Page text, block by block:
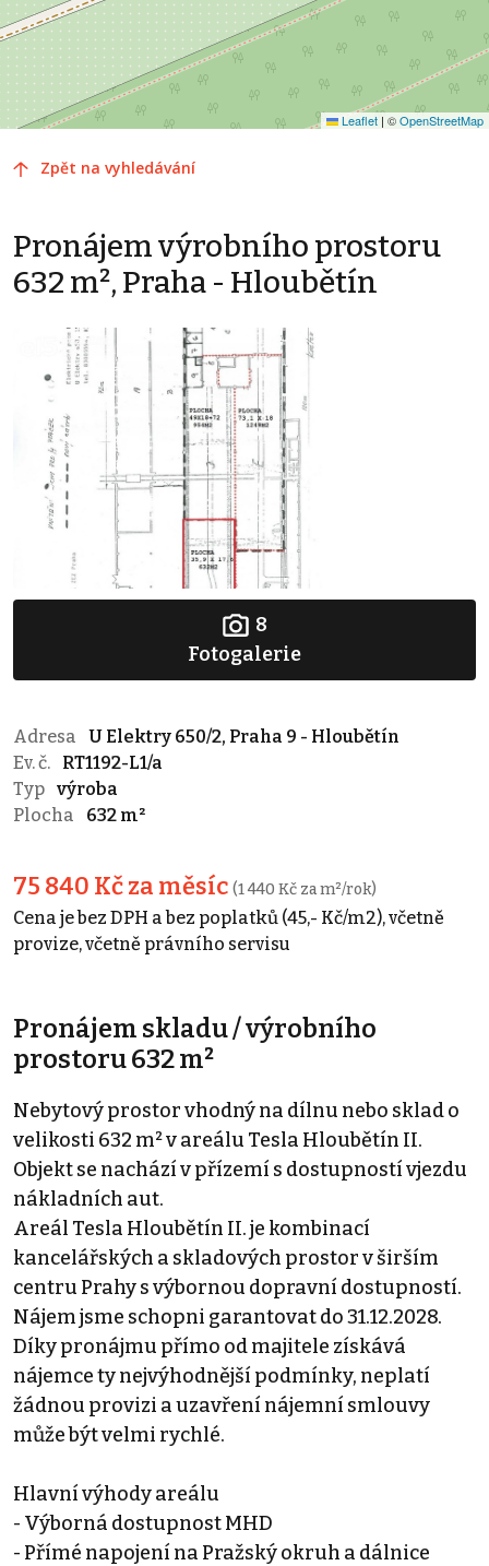
Leaflet | ©OpenStreetMap
Zpět na vyhledávání
Pronájem výrobního prostoru
632 m², Praha - Hloubětín
8
Fotogalerie
Adresa
U Elektry 650/2, Praha 9 - Hloubětín
Ev. č.
RT1192-L1/a
Typ výroba
Plocha
632 m²
75 840 Kč za měsíc (1 440 Kč za m²/rok)
Cena je bez DPH a bez poplatků (45,- Kč/m2), včetně
provize, včetně právního servisu
Pronájem skladu / výrobního
prostoru 632 m²
Nebytový prostor vhodný na dílnu nebo sklad o
velikosti 632 m² v areálu Tesla Hloubětín II.
Objekt se nachází v přízemí s dostupností vjezdu
nákladních aut.
Areál Tesla Hloubětín II. je kombinací
kancelářských a skladových prostor v širším
centru Prahy s výbornou dopravní dostupností.
Nájem jsme schopni garantovat do 31.12.2028.
Díky pronájmu přímo od majitele získává
nájemce ty nejvýhodnější podmínky, neplatí
žádnou provizi a uzavření nájemní smlouvy
může být velmi rychlé.
Hlavní výhody areálu
- Výborná dostupnost MHD
- Přímé napojení na Pražský okruh a dálnice